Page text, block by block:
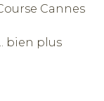
Cannes
bien plus